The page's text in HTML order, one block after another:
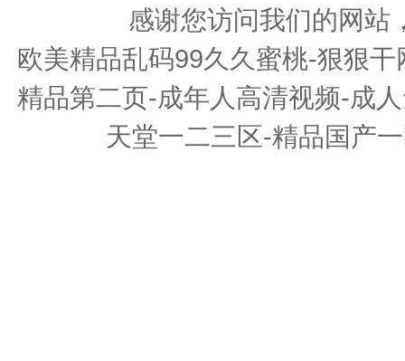
感谢您访问我们的网站
欧美精品乱码99久久蜜桃-狠狠
精品第二页-成年人高清视频-成
天堂一二三区-精品国产